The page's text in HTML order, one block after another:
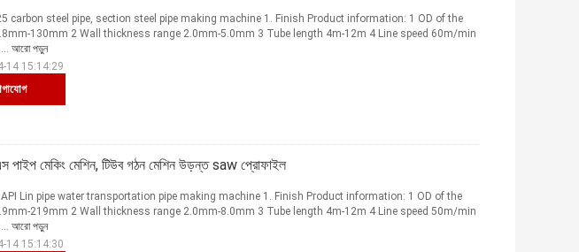
carbon steel pipe, section steel pipe making machine 1. Finish Product information: 1 OD of the
130mm 2 Wall thickness range 2.0mm-5.0mm 3 Tube length 4m-12m 4 Line speed 60m/min
আরো পড়ুন
14 15:14:29
পাইপ মেকিং মেশিন, টিউব গঠন মেশিন উড়ন্ত saw প্রোফাইল
API Lin pipe water transportation pipe making machine 1. Finish Product information: 1 OD of the
219mm 2 Wall thickness range 2.0mm-8.0mm 3 Tube length 4m-12m 4 Line speed 50m/min
আরো পড়ুন
14 15:14:30